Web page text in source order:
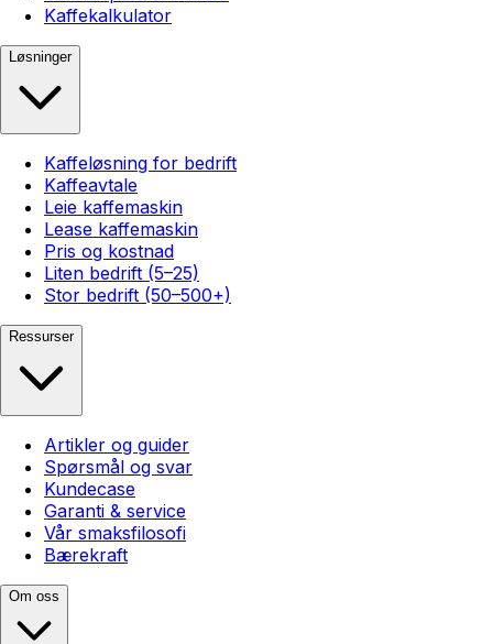
Kaffekalkulator
Løsninger
Kaffeløsning for bedrift
Kaffeavtale
Leie kaffemaskin
Lease kaffemaskin
Pris og kostnad
Liten bedrift (5–25)
Stor bedrift (50–500+)
Ressurser
Artikler og guider
Spørsmål og svar
Kundecase
Garanti & service
Vår smaksfilosofi
Bærekraft
Om oss